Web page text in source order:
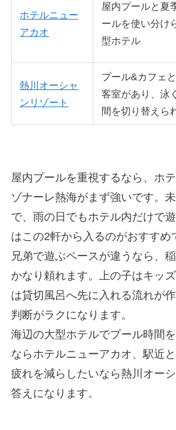
ホテルニュー
アカオ
屋内プールと夏
ールを使い分け
型ホテル
熱川オーシャ
ンリゾート
プール&カフェ
客室があり、泳
間を切り替えら
屋内プールを重視するなら、ホ
ゾナーレ熱海がまず強いです。
で、雨の日でもホテル内だけで
はこの2軒から入るのがおすすめ
兄弟で遊ぶペースが違うなら、
かなり頼れます。上の子はキッ
は貸切風呂へ先に入れる流れが
判断がラクになります。
海辺の大型ホテルでプール時間
ならホテルニューアカオ、駅近
疲れを減らしたいなら熱川オー
答えになります。